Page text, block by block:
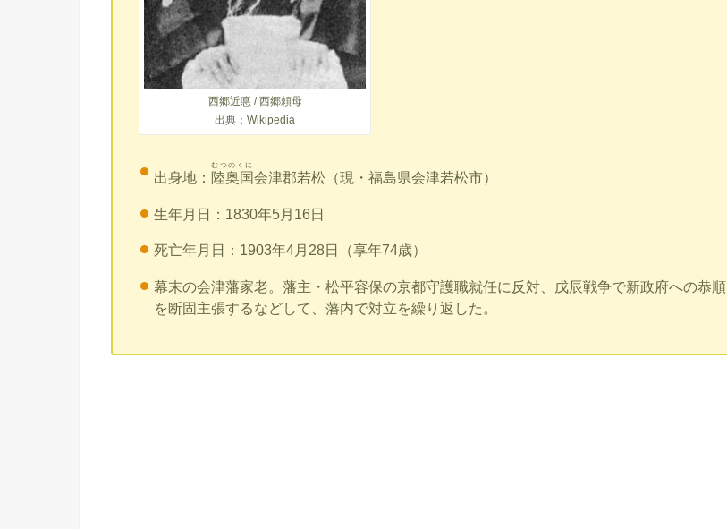
西郷近悳 / 西郷頼母
出典：Wikipedia
出身地： 陸奥国
むつのくに
会津郡若松（現・福島県会津若松市）
生年月日：1830年5月16日
死亡年月日：1903年4月28日（享年74歳）
幕末の会津藩家老。藩主・松平容保の京都守護職就任に反対、戊辰戦争で新政府への恭順
を断固主張するなどして、藩内で対立を繰り返した。